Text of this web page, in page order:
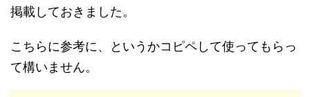
掲載しておきました。
こちらに参考に、というかコピペして使ってもらっ
て構いません。